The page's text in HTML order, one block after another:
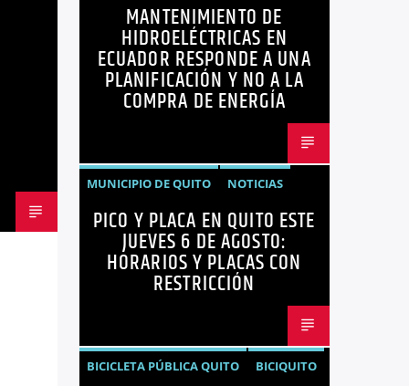
ENERGÍA
HIDROELÉCTRICAS
NOTICIAS
MANTENIMIENTO DE
HIDROELÉCTRICAS EN
ECUADOR RESPONDE A UNA
PLANIFICACIÓN Y NO A LA
COMPRA DE ENERGÍA
MUNICIPIO DE QUITO
NOTICIAS
PICO Y PLACA
QUITO
PICO Y PLACA EN QUITO ESTE
JUEVES 6 DE AGOSTO:
HORARIOS Y PLACAS CON
RESTRICCIÓN
BICICLETA PÚBLICA QUITO
BICIQUITO